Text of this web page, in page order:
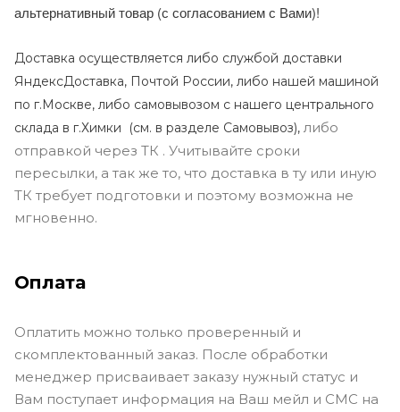
альтернативный товар (с согласованием с Вами)!
Доставка осуществляется либо службой доставки
ЯндексДоставка, Почтой России, либо нашей машиной
по г.Москве, либо самовывозом с нашего центрального
склада в г.Химки (см. в разделе Самовывоз), либо
отправкой через ТК . Учитывайте сроки
пересылки, а так же то, что доставка в ту или иную
ТК требует подготовки и поэтому возможна не
мгновенно.
Оплата
Оплатить можно только проверенный и
скомплектованный заказ. После обработки
менеджер присваивает заказу нужный статус и
Вам поступает информация на Ваш мейл и СМС на